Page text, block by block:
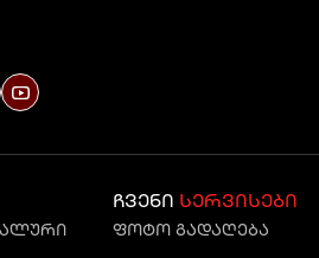
ჩვენი სერვისები
ფოტო გადაღება